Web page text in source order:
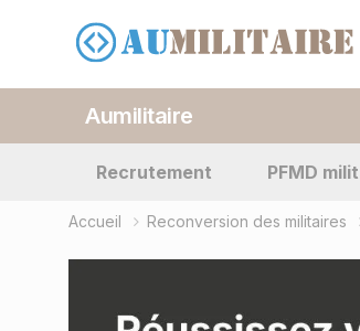
Aumilitaire
Recrutement PFMD
Accueil Reconversion des militaires